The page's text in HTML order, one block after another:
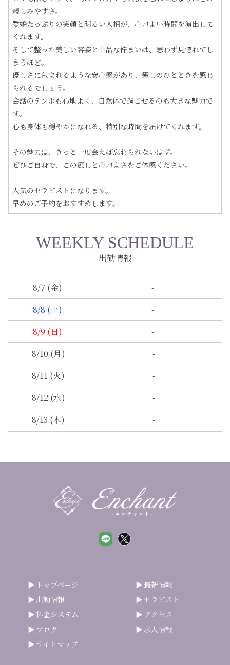
親しみやすさ。
愛嬌たっぷりの笑顔と明るい人柄が、心地よい時間を演出して
くれます。
そして整った美しい容姿と上品な佇まいは、思わず見惚れてし
まうほど。
優しさに包まれるような安心感があり、癒しのひとときを感じ
られるでしょう。
会話のテンポも心地よく、自然体で過ごせるのも大きな魅力で
す。
心も身体も穏やかになれる、特別な時間を届けてくれます。
その魅力は、きっと一度会えば忘れられないはず。
ぜひご自身で、この癒しと心地よさをご体感ください。
人気のセラピストになります。
早めのご予約をおすすめします。
WEEKLY SCHEDULE
出勤情報
8/7 (金)
-
8/8 (土)
-
8/9 (日)
-
8/10 (月)
-
8/11 (火)
-
8/12 (水)
-
8/13 (木)
-
トップページ
最新情報
出勤情報
セラピスト
料金システム
アクセス
ブログ
求人情報
サイトマップ